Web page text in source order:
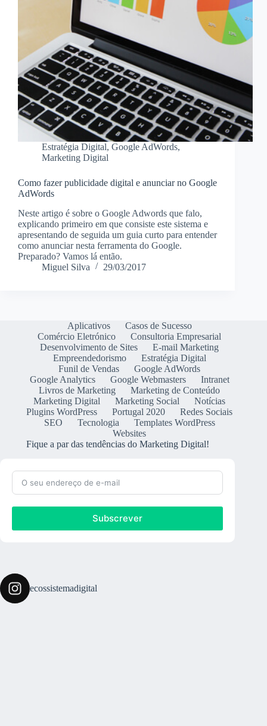
Estratégia Digital, Google AdWords,
Marketing Digital
Como fazer publicidade digital e anunciar no Google
AdWords
Neste artigo é sobre o Google Adwords que falo,
explicando primeiro em que consiste este sistema e
apresentando de seguida um guia curto para entender
como anunciar nesta ferramenta do Google.
Preparado? Vamos lá então.
Miguel Silva
29/03/2017
Aplicativos
Casos de Sucesso
Comércio Eletrónico
Consultoria Empresarial
Desenvolvimento de Sites
E-mail Marketing
Empreendedorismo
Estratégia Digital
Funil de Vendas
Google AdWords
Google Analytics
Google Webmasters
Intranet
Livros de Marketing
Marketing de Conteúdo
Marketing Digital
Marketing Social
Notícias
Plugins WordPress
Portugal 2020
Redes Sociais
SEO
Tecnologia
Templates WordPress
Websites
Fique a par das tendências do Marketing Digital!
Subscrever
ecossistemadigital